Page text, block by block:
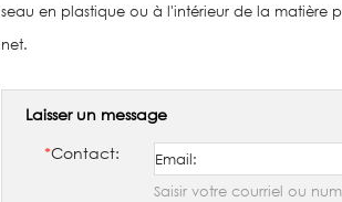
seau en plastique ou à l'intérieur de la matière
net.
Laisser un message
*Contact:
Saisir votre courriel ou